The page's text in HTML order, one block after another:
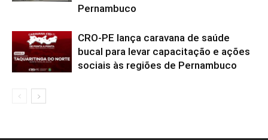
Pernambuco
CRO-PE lança caravana de saúde
bucal para levar capacitação e ações
sociais às regiões de Pernambuco